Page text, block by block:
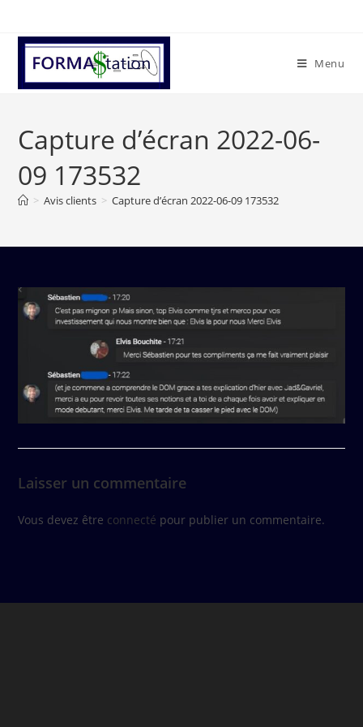
Menu
Capture d’écran 2022-06-
09 173532
> Avis clients > Capture d’écran 2022-06-09 173532
Laisser un commentaire
Vous devez être connecté pour publier un commentaire.